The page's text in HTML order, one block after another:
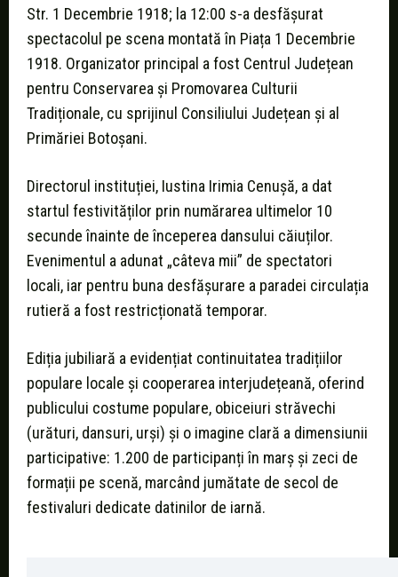
Str. 1 Decembrie 1918; la 12:00 s-a desfășurat
spectacolul pe scena montată în Piața 1 Decembrie
1918. Organizator principal a fost Centrul Județean
pentru Conservarea și Promovarea Culturii
Tradiționale, cu sprijinul Consiliului Județean și al
Primăriei Botoșani.
Directorul instituției, Iustina Irimia Cenușă, a dat
startul festivităților prin numărarea ultimelor 10
secunde înainte de începerea dansului căiuților.
Evenimentul a adunat „câteva mii” de spectatori
locali, iar pentru buna desfășurare a paradei circulația
rutieră a fost restricționată temporar.
Ediția jubiliară a evidențiat continuitatea tradițiilor
populare locale și cooperarea interjudețeană, oferind
publicului costume populare, obiceiuri străvechi
(urături, dansuri, urși) și o imagine clară a dimensiunii
participative: 1.200 de participanți în marș și zeci de
formații pe scenă, marcând jumătate de secol de
festivaluri dedicate datinilor de iarnă.